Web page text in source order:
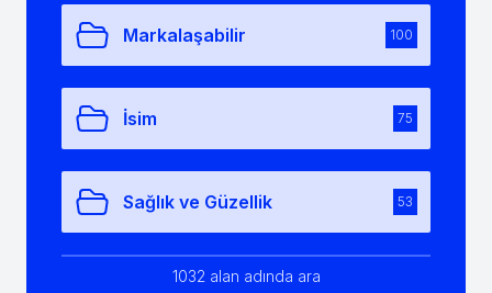
Markalaşabilir 100
İsim 75
Sağlık ve Güzellik 53
1032 alan adında ara